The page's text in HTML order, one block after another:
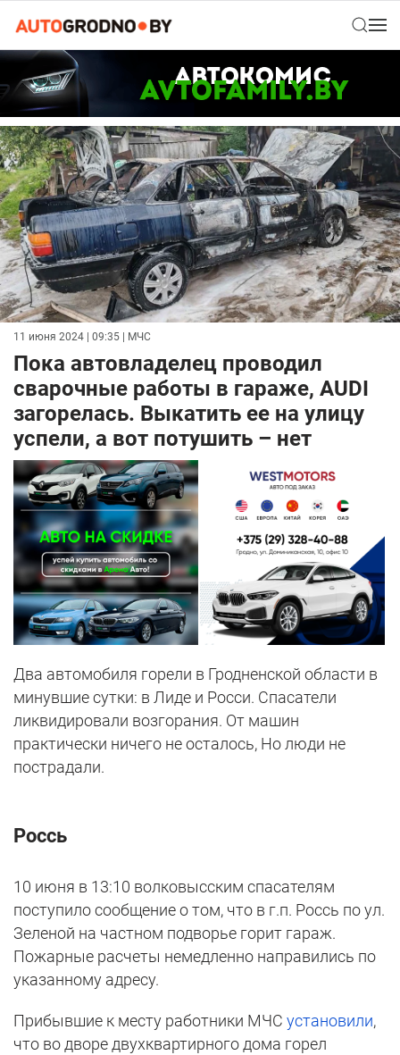
11 июня 2024 | 09:35 | МЧС
Пока автовладелец проводил
сварочные работы в гараже, AUDI
загорелась. Выкатить ее на улицу
успели, а вот потушить – нет
Два автомобиля горели в Гродненской области в
минувшие сутки: в Лиде и Росси. Спасатели
ликвидировали возгорания. От машин
практически ничего не осталось, Но люди не
пострадали.
Россь
10 июня в 13:10 волковысским спасателям
поступило сообщение о том, что в г.п. Россь по ул.
Зеленой на частном подворье горит гараж.
Пожарные расчеты немедленно направились по
указанному адресу.
Прибывшие к месту работники МЧС установили,
что во дворе двухквартирного дома горел